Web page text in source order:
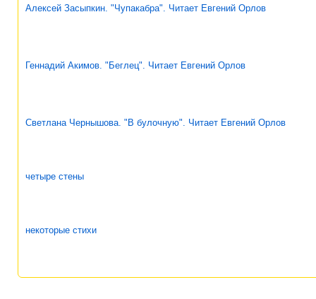
Алексей Засыпкин. "Чупакабра". Читает Евгений Орлов
Геннадий Акимов. "Беглец". Читает Евгений Орлов
Светлана Чернышова. "В булочную". Читает Евгений Орлов
четыре стены
некоторые стихи